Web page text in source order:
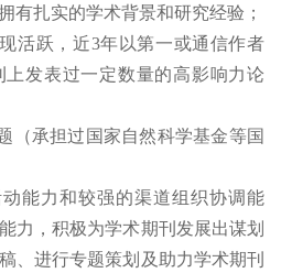
有扎实的学术背景和研究经验；
活跃，近3年以第一或通信作者
发表过一定数量的高影响力论
（承担过国家自然科学基金等国
能力和较强的渠道组织协调能
力，积极为学术期刊发展出谋划
、进行专题策划及助力学术期刊